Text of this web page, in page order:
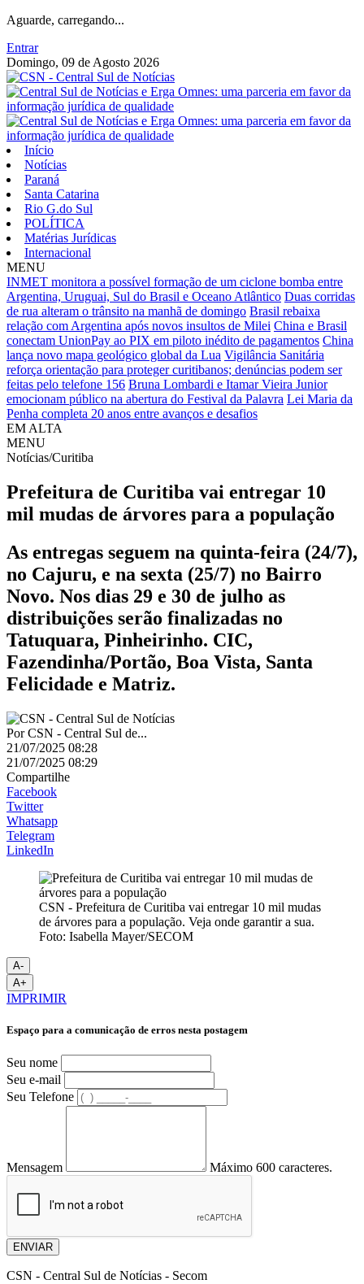
Aguarde, carregando...
Entrar
Domingo, 09 de Agosto 2026
Início
Notícias
Paraná
Santa Catarina
Rio G.do Sul
POLÍTICA
Matérias Jurídicas
Internacional
MENU
INMET monitora a possível formação de um ciclone bomba entre
Argentina, Uruguai, Sul do Brasil e Oceano Atlântico Duas corridas
de rua alteram o trânsito na manhã de domingo Brasil rebaixa
relação com Argentina após novos insultos de Milei China e Brasil
conectam UnionPay ao PIX em piloto inédito de pagamentos China
lança novo mapa geológico global da Lua Vigilância Sanitária
reforça orientação para proteger curitibanos; denúncias podem ser
feitas pelo telefone 156 Bruna Lombardi e Itamar Vieira Junior
emocionam público na abertura do Festival da Palavra Lei Maria da
Penha completa 20 anos entre avanços e desafios
EM ALTA
MENU
Notícias/Curitiba
Prefeitura de Curitiba vai entregar 10
mil mudas de árvores para a população
As entregas seguem na quinta-feira (24/7),
no Cajuru, e na sexta (25/7) no Bairro
Novo. Nos dias 29 e 30 de julho as
distribuições serão finalizadas no
Tatuquara, Pinheirinho. CIC,
Fazendinha/Portão, Boa Vista, Santa
Felicidade e Matriz.
PorCSN - Central Sul de...
21/07/2025 08:28
21/07/2025 08:29
Compartilhe
Facebook
Twitter
Whatsapp
Telegram
LinkedIn
CSN - Prefeitura de Curitiba vai entregar 10 mil mudas
de árvores para a população. Veja onde garantir a sua.
Foto: Isabella Mayer/SECOM
A-
A+
IMPRIMIR
Espaço para a comunicação de erros nesta postagem
Seu nome
Seu e-mail
Seu Telefone
Mensagem Máximo 600 caracteres.
ENVIAR
CSN - Central Sul de Notícias - Secom